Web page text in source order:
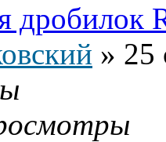
дробилок
» 25